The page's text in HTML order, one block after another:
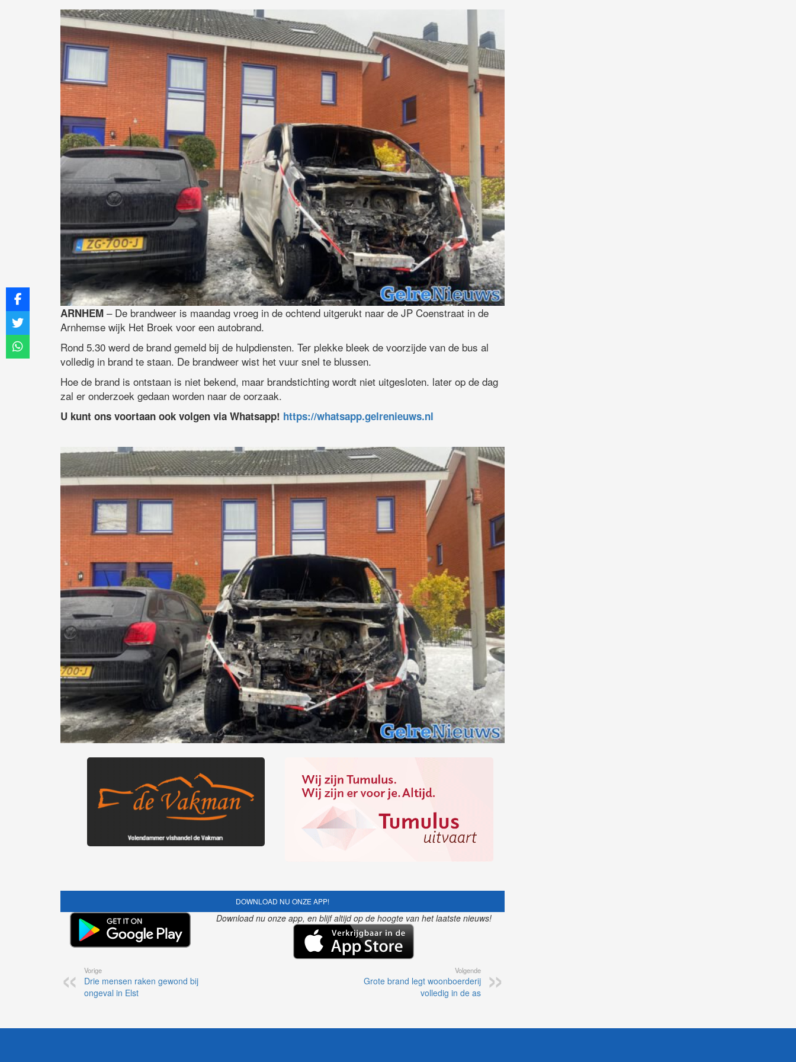
ARNHEM – De brandweer is maandag vroeg in de ochtend uitgerukt naar de JP Coenstraat in de
Arnhemse wijk Het Broek voor een autobrand.
Rond 5.30 werd de brand gemeld bij de hulpdiensten. Ter plekke bleek de voorzijde van de bus al
volledig in brand te staan. De brandweer wist het vuur snel te blussen.
Hoe de brand is ontstaan is niet bekend, maar brandstichting wordt niet uitgesloten. later op de dag
zal er onderzoek gedaan worden naar de oorzaak.
U kunt ons voortaan ook volgen via Whatsapp! https://whatsapp.gelrenieuws.nl
DOWNLOAD NU ONZE APP!
Download nu onze app, en blijf altijd op de hoogte van het laatste nieuws!
Vorige
Drie mensen raken gewond bij
ongeval in Elst
Volgende
Grote brand legt woonboerderij
volledig in de as